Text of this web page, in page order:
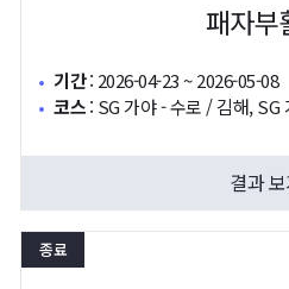
패자부
기간: 2026-04-23 ~ 2026-05-08
코스: SG 가야 - 수로 / 김해, SG
결과
종료